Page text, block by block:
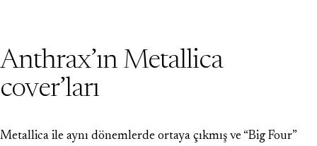
Anthrax’ın Metallica
cover’ları
Metallica ile aynı dönemlerde ortaya çıkmış ve “Big Four”